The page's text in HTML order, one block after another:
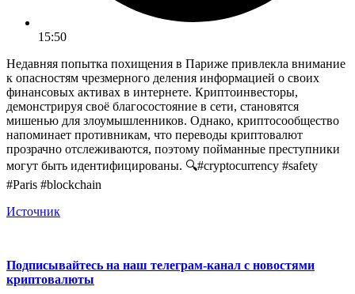
15:50
Недавняя попытка похищения в Париже привлекла внимание
к опасностям чрезмерного деления информацией о своих
финансовых активах в интернете. Криптоинвесторы,
демонстрируя своё благосостояние в сети, становятся
мишенью для злоумышленников. Однако, криптосообщество
напоминает противникам, что переводы криптовалют
прозрачно отслеживаются, поэтому пойманные преступники
могут быть идентифицированы. 🔍#cryptocurrency #safety
#Paris #blockchain
Источник
Подписывайтесь на наш телеграм-канал с новостями
криптовалюты